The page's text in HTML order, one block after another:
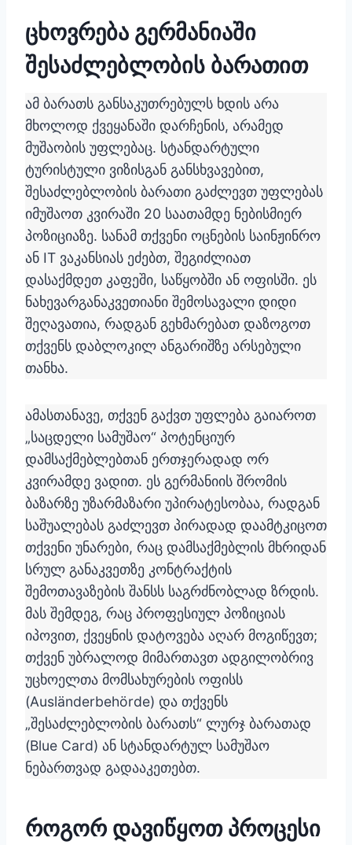
ცხოვრება გერმანიაში
შესაძლებლობის ბარათით
ამ ბარათს განსაკუთრებულს ხდის არა
მხოლოდ ქვეყანაში დარჩენის, არამედ
მუშაობის უფლებაც. სტანდარტული
ტურისტული ვიზისგან განსხვავებით,
შესაძლებლობის ბარათი გაძლევთ უფლებას
იმუშაოთ კვირაში 20 საათამდე ნებისმიერ
პოზიციაზე. სანამ თქვენი ოცნების საინჟინრო
ან IT ვაკანსიას ეძებთ, შეგიძლიათ
დასაქმდეთ კაფეში, საწყობში ან ოფისში. ეს
ნახევარგანაკვეთიანი შემოსავალი დიდი
შეღავათია, რადგან გეხმარებათ დაზოგოთ
თქვენს დაბლოკილ ანგარიშზე არსებული
თანხა.
ამასთანავე, თქვენ გაქვთ უფლება გაიაროთ
„საცდელი სამუშაო“ პოტენციურ
დამსაქმებლებთან ერთჯერადად ორ
კვირამდე ვადით. ეს გერმანიის შრომის
ბაზარზე უზარმაზარი უპირატესობაა, რადგან
საშუალებას გაძლევთ პირადად დაამტკიცოთ
თქვენი უნარები, რაც დამსაქმებლის მხრიდან
სრულ განაკვეთზე კონტრაქტის
შემოთავაზების შანსს საგრძნობლად ზრდის.
მას შემდეგ, რაც პროფესიულ პოზიციას
იპოვით, ქვეყნის დატოვება აღარ მოგიწევთ;
თქვენ უბრალოდ მიმართავთ ადგილობრივ
უცხოელთა მომსახურების ოფისს
(Ausländerbehörde) და თქვენს
„შესაძლებლობის ბარათს“ ლურჯ ბარათად
(Blue Card) ან სტანდარტულ სამუშაო
ნებართვად გადააკეთებთ.
როგორ დავიწყოთ პროცესი